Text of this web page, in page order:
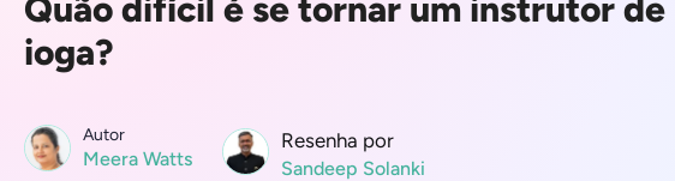
Quão difícil é se tornar um instrutor de
ioga?
Autor
Meera Watts
Resenha por
Sandeep Solanki